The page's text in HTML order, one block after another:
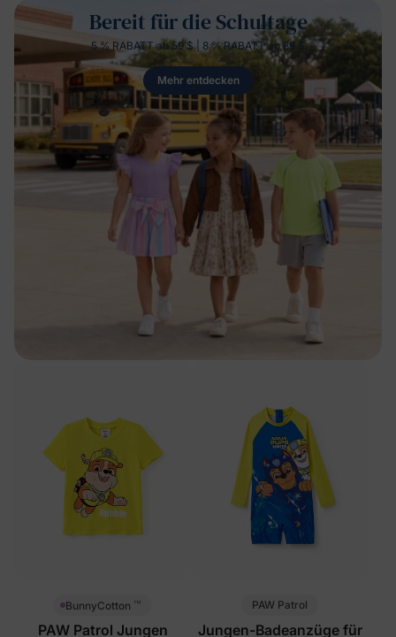
Bereit für die Schultage
5 % RABATT ab 59 $ | 8 % RABATT ab 89 $
Mehr entdecken
BunnyCotton ™
PAW Patrol Jungen
PAW Patrol
Jungen-Badeanzüge für